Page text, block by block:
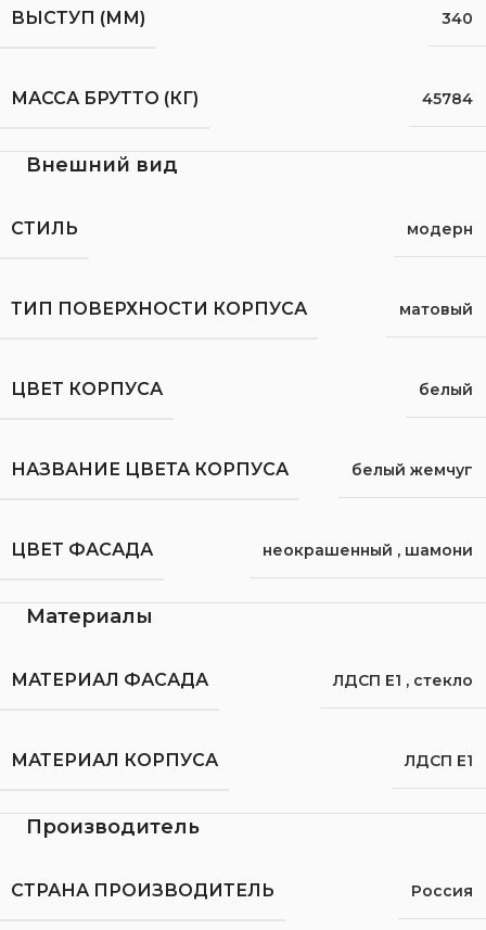
ВЫСТУП (ММ) 340
МАССА БРУТТО (КГ) 45784
Внешний вид
СТИЛЬ модерн
ТИП ПОВЕРХНОСТИ КОРПУСА матовый
ЦВЕТ КОРПУСА белый
НАЗВАНИЕ ЦВЕТА КОРПУСА белый жемчуг
ЦВЕТ ФАСАДА неокрашенный , шамони
Материалы
МАТЕРИАЛ ФАСАДА ЛДСП Е1 , стекло
МАТЕРИАЛ КОРПУСА ЛДСП Е1
Производитель
СТРАНА ПРОИЗВОДИТЕЛЬ Россия